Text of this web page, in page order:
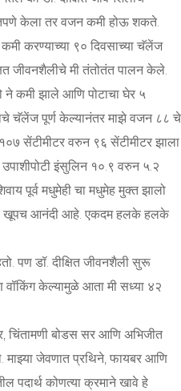
केला तर वजन कमी होऊ शकते.
करण्याच्या ९० दिवसाच्या चॅलेंज
जीवनशैलीचे मी तंतोतंत पालन केले.
ने कमी झाले आणि पोटाचा घेर ५
चॅलेंज पूर्ण केल्यानंतर माझे वजन ८८ चे
सेंटीमीटर वरुन ९६ सेंटीमीटर झाला
इंसुलिन १०.९ वरुन ५.२
पूर्व मधुमेही चा मधुमेह मुक्त झालो
खूपच आनंदी आहे. एकदम हलके हलके
पण डॉ. दीक्षित जीवनशैली सुरू
वॉकिंग केल्यामुळे आता मी सध्या ४२
चिंतामणी बोडस सर आणि अभिजीत
माझ्या जेवणात प्रथिने, फायबर आणि
पदार्थ कोणत्या क्रमाने खावे हे